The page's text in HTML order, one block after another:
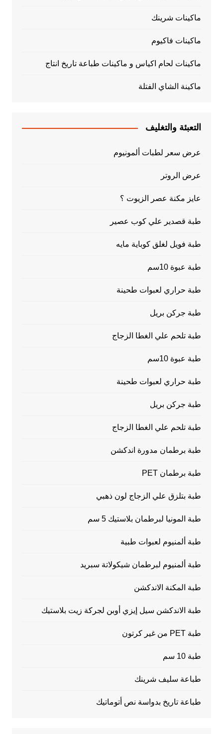
ماكينات شرينك
ماكينات فاكيوم
ماكينات لحام اكياس و ماكينات طباعة تاريخ انتاج
ماكينة الشاي الفتلة
التعبئة والتغليف
عرض سعر لطبات ألمونيوم
عرض الروتر
عايز مكنة عصر الزيوت ؟
طبة قصدير علي كوب عصير
طبة فويل لغلق كوباية مايه
طبة عبوة 10سم
طبة حراري لعبوات طحينة
طبة جركن بريل
طبة تلحم علي الغطا الزجاج
طبة عبوة 10سم
طبة حراري لعبوات طحينة
طبة جركن بريل
طبة تلحم علي الغطا الزجاج
طبة برطمان مدورة اندكشن
طبة برطمان PET
طبة بتلزق علي الزجاج لون ذهبي
طبة المونيا لبرطمان بلاستيك 5 سم
طبة ألمنيوم لعبوات طبية
طبة ألمنيوم لبرطمان شيكولاتة سبريد
طبة المكنة الاندكشن
طبة الاندكشن سيل إيزي أوبن لجركة زيت بلاستيك
طبة PET من غير كرتون
طبة 10 سم
طباعة سليف شرينك
طباعة تاريخ بدواسة نص أتوماتيك